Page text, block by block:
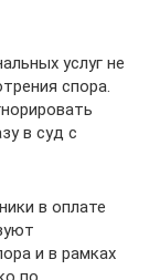
услуг не
спора.
в суд с
в оплате
и в рамках